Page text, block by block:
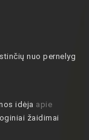
nuo pernelyg
idėja apie
žaidimai